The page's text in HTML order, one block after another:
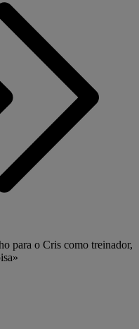
para o Cris como treinador,